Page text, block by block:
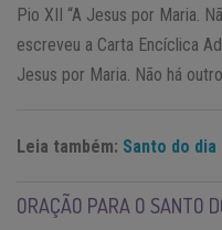
Pio XII “A Jesus por Maria.
escreveu a Carta Encíclica
Jesus por Maria. Não há outro
Leia também: Santo do
ORAÇÃO PARA O SANTO